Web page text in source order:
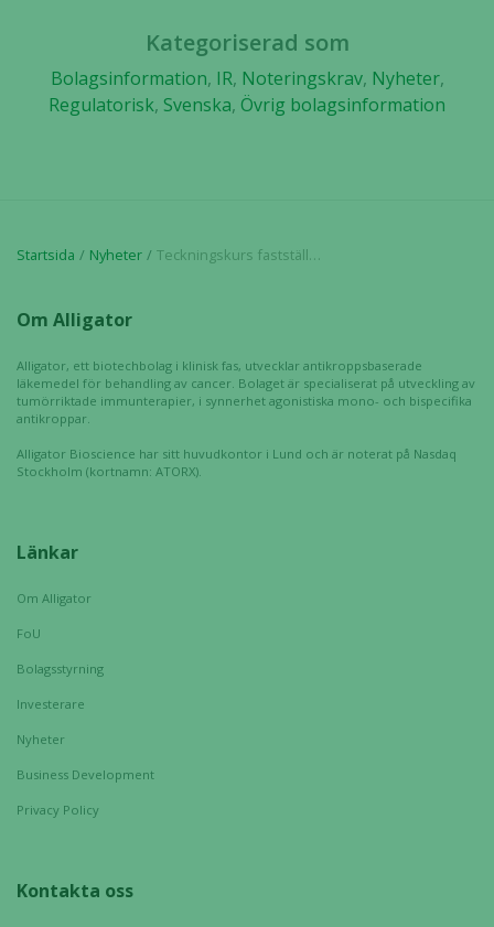
Kategoriserad som
Bolagsinformation, IR, Noteringskrav, Nyheter,
Regulatorisk, Svenska, Övrig bolagsinformation
Startsida Nyheter Teckningskurs fastställd för nyttjandet av teckningsoptioner serie TO 9 i Alligator Bioscience AB
Om Alligator
Alligator, ett biotechbolag i klinisk fas, utvecklar antikroppsbaserade
läkemedel för behandling av cancer. Bolaget är specialiserat på utveckling av
tumörriktade immunterapier, i synnerhet agonistiska mono- och bispecifika
antikroppar.
Alligator Bioscience har sitt huvudkontor i Lund och är noterat på Nasdaq
Stockholm (kortnamn: ATORX).
Länkar
Om Alligator
FoU
Bolagsstyrning
Investerare
Nyheter
Business Development
Privacy Policy
Kontakta oss